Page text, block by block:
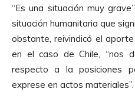
d
e
A
u
d
“Es una situación muy
situación humanitaria que
obstante, reivindicó el
en el caso de Chile, “nos
respecto a la posiciones
exprese en actos materiales”.